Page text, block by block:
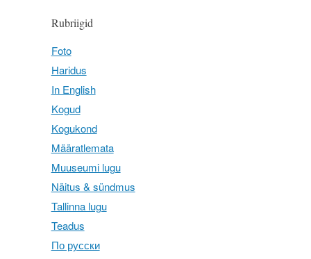
Rubriigid
Foto
Haridus
In English
Kogud
Kogukond
Määratlemata
Muuseumi lugu
Näitus & sündmus
Tallinna lugu
Teadus
По русски